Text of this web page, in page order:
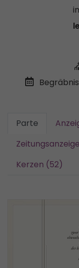
Parte
Kerzen (52)